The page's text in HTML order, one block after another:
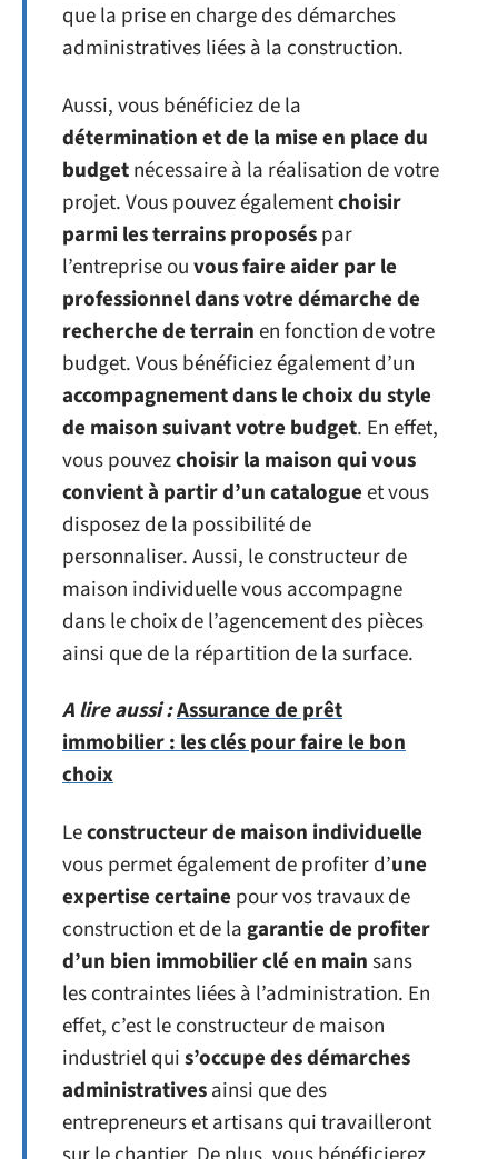
que la prise en charge des démarches
administratives liées à la construction.
Aussi, vous bénéficiez de la
détermination et de la mise en place du
budgetnécessaire à la réalisation de votre
projet. Vous pouvez égalementchoisir
parmi les terrains proposéspar
l’entreprise ouvous faire aider par le
professionnel dans votre démarche de
recherche de terrainen fonction de votre
budget. Vous bénéficiez également d’un
accompagnement dans le choix du style
de maison suivant votre budget. En effet,
vous pouvezchoisir la maison qui vous
convient à partir d’un catalogueet vous
disposez de la possibilité de
personnaliser. Aussi, le constructeur de
maison individuelle vous accompagne
dans le choix de l’agencement des pièces
ainsi que de la répartition de la surface.
A lire aussi :Assurance de prêt
immobilier : les clés pour faire le bon
choix
Leconstructeur de maison individuelle
vous permet également de profiter d’une
expertise certaine pour vos travaux de
construction et de lagarantie de profiter
d’un bien immobilier clé en mainsans
les contraintes liées à l’administration. En
effet, c’est le constructeur de maison
industriel quis’occupe des démarches
administrativesainsi que des
entrepreneurs et artisans qui travailleront